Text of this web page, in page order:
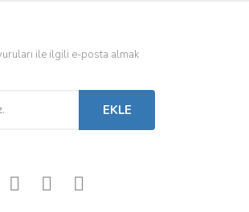
ile ilgili e-posta almak
EKLE